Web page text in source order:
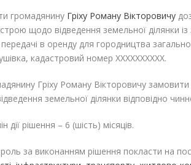
громадянину Гріху Роману Вікторовичу
щодо відведення земельної ділянки
в оренду для городництва
кадастровий номер XXXXXXXXXX.
Гріху Роману Вікторовичу
земельної ділянки відповідно
дії рішення – 6 (шість) місяців.
за виконанням рішення покласти на